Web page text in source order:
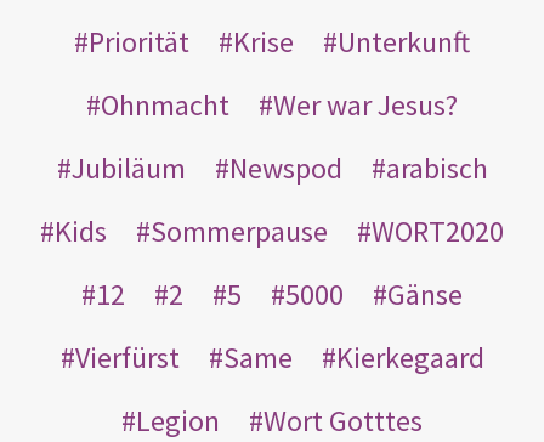
Priorität
Krise
Unterkunft
Ohnmacht
Wer war Jesus?
Jubiläum
Newspod
arabisch
Kids
Sommerpause
WORT2020
12
2 5 5000
Gänse
Vierfürst
Same
Kierkegaard
Legion
Wort Gotttes